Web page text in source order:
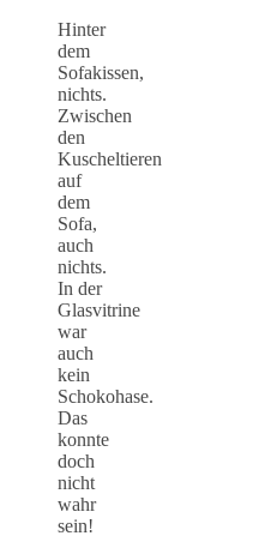
Hinter
dem
Sofakissen,
nichts.
Zwischen
den
Kuscheltieren
auf
dem
Sofa,
auch
nichts.
In der
Glasvitrine
war
auch
kein
Schokohase.
Das
konnte
doch
nicht
wahr
sein!